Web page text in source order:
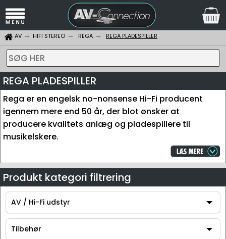
AV HIFI STEREO REGA REGA PLADESPILLER
SØG HER
REGA PLADESPILLER
Rega er en engelsk no-nonsense Hi-Fi producent
igennem mere end 50 år, der blot ønsker at
producere kvalitets anlæg og pladespillere til
musikelskere.
Produkt kategori filtrering
AV / Hi-Fi udstyr
AV / Hi-Fi udstyr
Tilbehør